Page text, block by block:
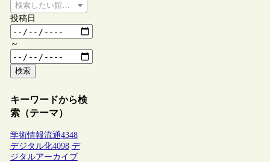
検索したい館種を選択してください
投稿日
～
検索
キーワードから検
索（テーマ）
学術情報流通4348
デジタル化4098 デ
ジタルアーカイブ